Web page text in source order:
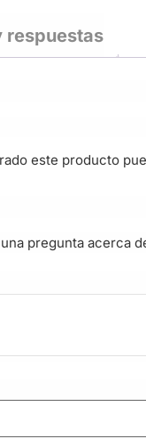
respuestas
este producto
pregunta acerca